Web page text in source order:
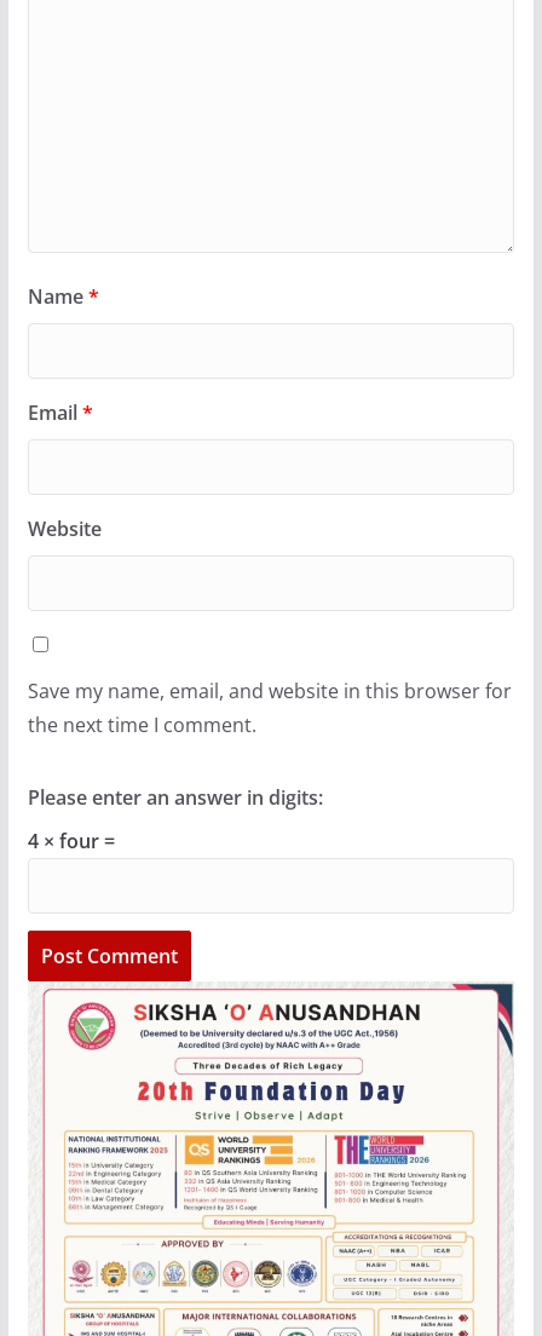
Name*
Email*
Website
Save my name, email, and website in this browser for
the next time I comment.
Please enter an answer in digits:
4 × four =